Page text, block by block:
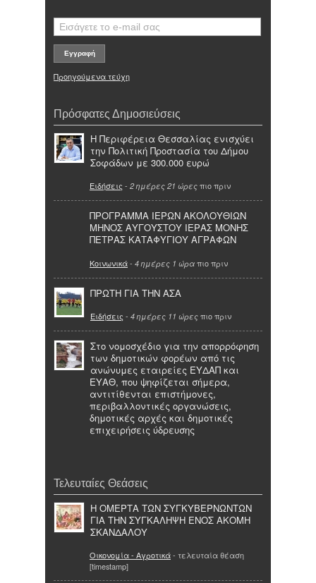
Προηγούμενα τεύχη
Πρόσφατες Δημοσιεύσεις
Η Περιφέρεια Θεσσαλίας ενισχύει
την Πολιτική Προστασία του Δήμου
Σοφάδων με 300.000 ευρώ
Ειδήσεις - 2 ημέρες 21 ώρες πιο πριν
ΠΡΟΓΡΑΜΜΑ ΙΕΡΩΝ ΑΚΟΛΟΥΘΙΩΝ
ΜΗΝΟΣ ΑΥΓΟΥΣΤΟΥ ΙΕΡΑΣ ΜΟΝΗΣ
ΠΕΤΡΑΣ ΚΑΤΑΦΥΓΙΟΥ ΑΓΡΑΦΩΝ
Κοινωνικά- 4 ημέρες 1 ώρα πιο πριν
ΠΡΩΤΗ ΓΙΑ ΤΗΝ ΑΣΑ
Ειδήσεις - 4 ημέρες 11 ώρες πιο πριν
Στο νομοσχέδιο για την απορρόφηση
των δημοτικών φορέων από τις
ανώνυμες εταιρείες ΕΥΔΑΠ και
ΕΥΑΘ, που ψηφίζεται σήμερα,
αντιτίθενται επιστήμονες,
περιβαλλοντικές οργανώσεις,
δημοτικές αρχές και δημοτικές
επιχειρήσεις ύδρευσης
Τελευταίες Θεάσεις
Η ΟΜΕΡΤΑ ΤΩΝ ΣΥΓΚΥΒΕΡΝΩΝΤΩΝ
ΓΙΑ ΤΗΝ ΣΥΓΚΑΛΗΨΗ ΕΝΟΣ ΑΚΟΜΗ
ΣΚΑΝΔΑΛΟΥ
Οικονομία - Αγροτικά- τελευταία θέαση
[timestamp]